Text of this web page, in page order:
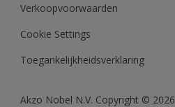
Verkoopvoorwaarden
Cookie Settings
Toegankelijkheidsverklaring
Akzo Nobel N.V. Copyright © 2026